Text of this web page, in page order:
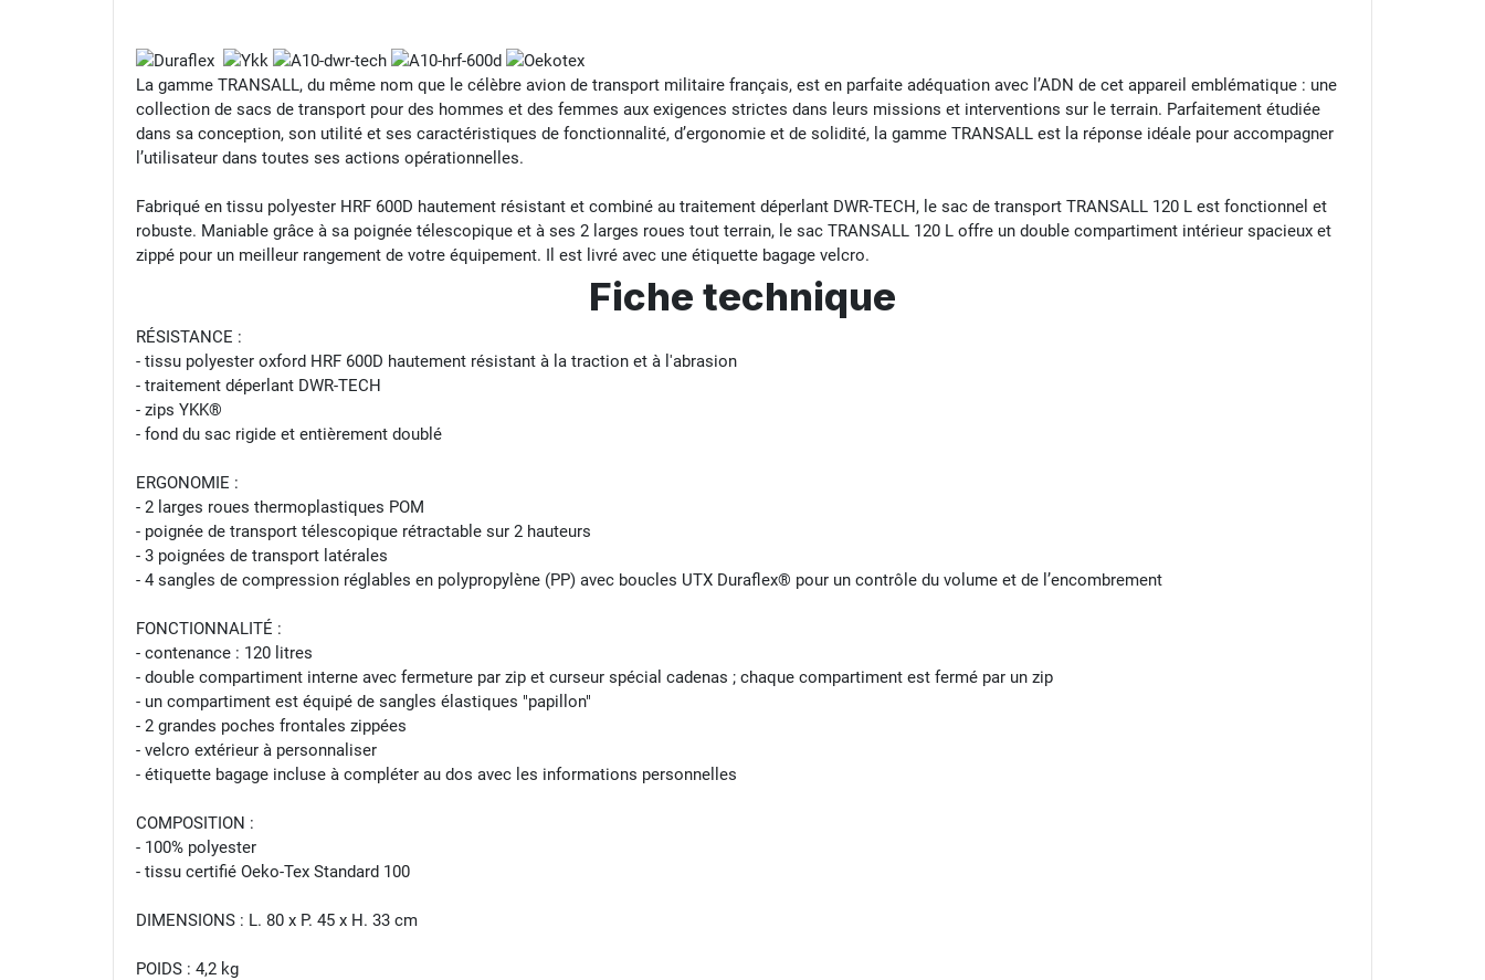
La gamme TRANSALL, du même nom que le célèbre avion de transport militaire français, est en parfaite adéquation avec l’ADN de cet appareil emblématique : une
collection de sacs de transport pour des hommes et des femmes aux exigences strictes dans leurs missions et interventions sur le terrain. Parfaitement étudiée
dans sa conception, son utilité et ses caractéristiques de fonctionnalité, d’ergonomie et de solidité, la gamme TRANSALL est la réponse idéale pour accompagner
l’utilisateur dans toutes ses actions opérationnelles.
Fabriqué en tissu polyester HRF 600D hautement résistant et combiné au traitement déperlant DWR-TECH, le sac de transport TRANSALL 120 L est fonctionnel et
robuste. Maniable grâce à sa poignée télescopique et à ses 2 larges roues tout terrain, le sac TRANSALL 120 L offre un double compartiment intérieur spacieux et
zippé pour un meilleur rangement de votre équipement. Il est livré avec une étiquette bagage velcro.
Fiche technique
RÉSISTANCE :
- tissu polyester oxford HRF 600D hautement résistant à la traction et à l'abrasion
- traitement déperlant DWR-TECH
- zips YKK®
- fond du sac rigide et entièrement doublé
ERGONOMIE :
- 2 larges roues thermoplastiques POM
- poignée de transport télescopique rétractable sur 2 hauteurs
- 3 poignées de transport latérales
- 4 sangles de compression réglables en polypropylène (PP) avec boucles UTX Duraflex® pour un contrôle du volume et de l’encombrement
FONCTIONNALITÉ :
- contenance : 120 litres
- double compartiment interne avec fermeture par zip et curseur spécial cadenas ; chaque compartiment est fermé par un zip
- un compartiment est équipé de sangles élastiques "papillon"
- 2 grandes poches frontales zippées
- velcro extérieur à personnaliser
- étiquette bagage incluse à compléter au dos avec les informations personnelles
COMPOSITION :
- 100% polyester
- tissu certifié Oeko-Tex Standard 100
DIMENSIONS : L. 80 x P. 45 x H. 33 cm
POIDS : 4,2 kg